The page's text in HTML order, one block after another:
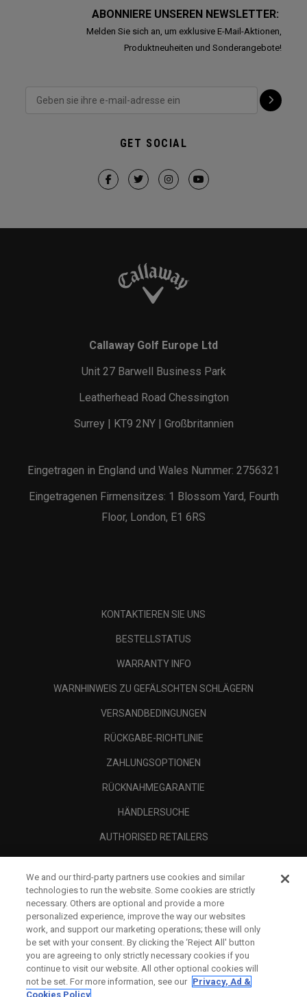
ABONNIERE UNSEREN NEWSLETTER:
Melden Sie sich an, um exklusive E-Mail-Aktionen,
Produktneuheiten und Sonderangebote!
GET SOCIAL
Callaway Golf Europe Ltd
Unit 27 Barwell Business Park
Leatherhead Road Chessington
Surrey | KT9 2NY | Großbritannien
Eingetragen in England und Wales Nummer: 2756321
Eingetragenen Firmensitzes: 1 Blossom Yard, Fourth
Floor, London, E1 6RS
KONTAKTIEREN SIE UNS
BESTELLSTATUS
WARRANTY INFO
WARNHINWEIS ZU GEFÄLSCHTEN SCHLÄGERN
VERSANDBEDINGUNGEN
RÜCKGABE-RICHTLINIE
ZAHLUNGSOPTIONEN
RÜCKNAHMEGARANTIE
HÄNDLERSUCHE
AUTHORISED RETAILERS
UNTERNEHMENSPROFIL
RECHTLICHES-
We and our third-party partners use cookies and similar
technologies to run the website. Some cookies are strictly
necessary. Others are optional and provide a more
personalized experience, improve the way our websites
work, and support our marketing operations; these will only
be set with your consent. By clicking the ‘Reject All' button
you are agreeing to only strictly necessary cookies if you
continue to visit our website. All other optional cookies will
not be set. For more information, see our Privacy, Ad &
Cookies Policy